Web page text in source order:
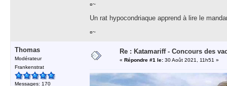
¤~
Un rat hypocondriaque apprend à lire le
¤~
Thomas
Modérateur
Frankenstrat
Messages: 170
Re : Katamariff - Concours des
« Répondre #1 le: 30 Août 2021, 11h51 »